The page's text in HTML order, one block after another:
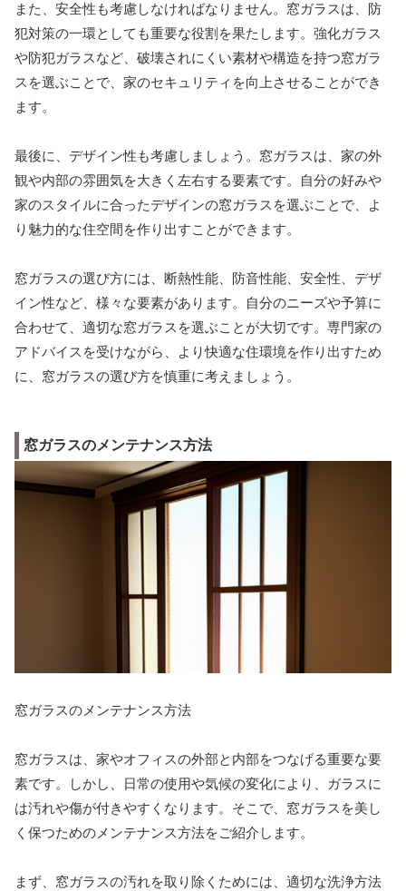
また、安全性も考慮しなければなりません。窓ガラスは、防
犯対策の一環としても重要な役割を果たします。強化ガラス
や防犯ガラスなど、破壊されにくい素材や構造を持つ窓ガラ
スを選ぶことで、家のセキュリティを向上させることができ
ます。
最後に、デザイン性も考慮しましょう。窓ガラスは、家の外
観や内部の雰囲気を大きく左右する要素です。自分の好みや
家のスタイルに合ったデザインの窓ガラスを選ぶことで、よ
り魅力的な住空間を作り出すことができます。
窓ガラスの選び方には、断熱性能、防音性能、安全性、デザ
イン性など、様々な要素があります。自分のニーズや予算に
合わせて、適切な窓ガラスを選ぶことが大切です。専門家の
アドバイスを受けながら、より快適な住環境を作り出すため
に、窓ガラスの選び方を慎重に考えましょう。
窓ガラスのメンテナンス方法
窓ガラスのメンテナンス方法
窓ガラスは、家やオフィスの外部と内部をつなげる重要な要
素です。しかし、日常の使用や気候の変化により、ガラスに
は汚れや傷が付きやすくなります。そこで、窓ガラスを美し
く保つためのメンテナンス方法をご紹介します。
まず、窓ガラスの汚れを取り除くためには、適切な洗浄方法